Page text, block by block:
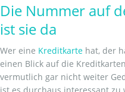
Die Nummer auf
ist sie da
Wer eine Kreditkarte hat, der
einen Blick auf die
vermutlich gar nicht weiter